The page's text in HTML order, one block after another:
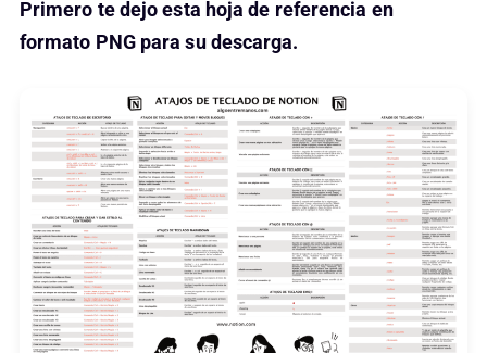
Primero te dejo esta hoja de referencia en
formato PNG para su descarga.